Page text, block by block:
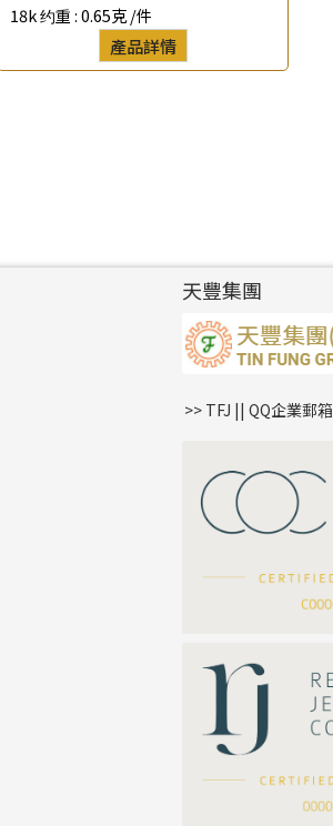
18k 约重 :0.65克 /件
產品詳情
天豐集團
>> TFJ || QQ企業郵箱